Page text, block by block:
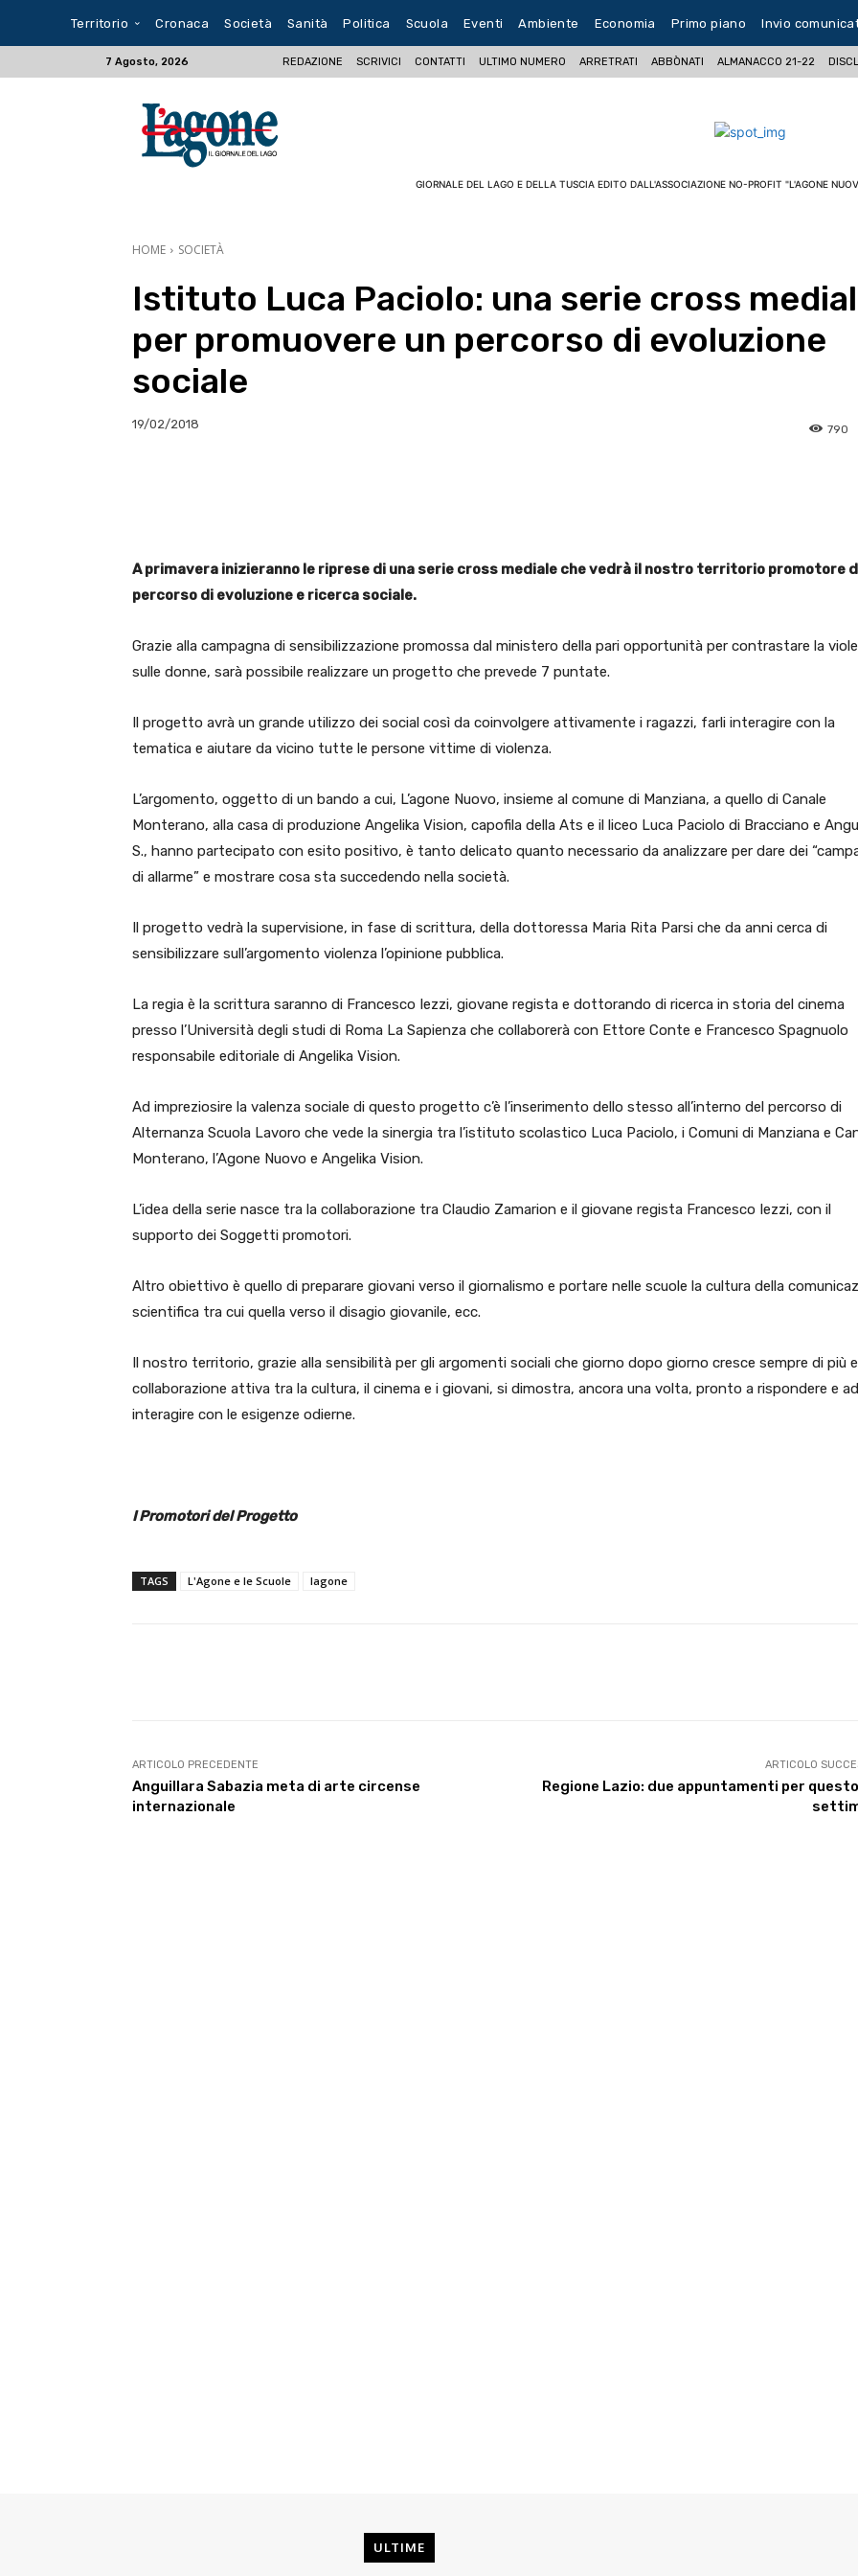
Territorio Cronaca Società Sanità Politica Scuola Eventi Ambiente Economia Primo piano Invio
7 Agosto, 2026 REDAZIONE SCRIVICI CONTATTI ULTIMO NUMERO ARRETRATI ABBÒNATI ALMANACCO 21-22
GIORNALE DEL LAGO E DELLA TUSCIA EDITO DALL'ASSOCIAZIONE NO-PROFIT "L'AGONE
HOME SOCIETÀ
Istituto Luca Paciolo: una serie cross
per promuovere un percorso di evoluzione
sociale
19/02/2018 790
A primavera inizieranno le riprese di una serie cross mediale che vedrà il nostro territorio promotore
percorso di evoluzione e ricerca sociale.
Grazie alla campagna di sensibilizzazione promossa dal ministero della pari opportunità per contrastare la
sulle donne, sarà possibile realizzare un progetto che prevede 7 puntate.
Il progetto avrà un grande utilizzo dei social così da coinvolgere attivamente i ragazzi, farli interagire con la
tematica e aiutare da vicino tutte le persone vittime di violenza.
L’argomento, oggetto di un bando a cui, L’agone Nuovo, insieme al comune di Manziana, a quello di Canale
Monterano, alla casa di produzione Angelika Vision, capofila della Ats e il liceo Luca Paciolo di Bracciano e
S., hanno partecipato con esito positivo, è tanto delicato quanto necessario da analizzare per dare dei
di allarme” e mostrare cosa sta succedendo nella società.
Il progetto vedrà la supervisione, in fase di scrittura, della dottoressa Maria Rita Parsi che da anni cerca di
sensibilizzare sull’argomento violenza l’opinione pubblica.
La regia è la scrittura saranno di Francesco Iezzi, giovane regista e dottorando di ricerca in storia del cinema
presso l’Università degli studi di Roma La Sapienza che collaborerà con Ettore Conte e Francesco Spagnuolo
responsabile editoriale di Angelika Vision.
Ad impreziosire la valenza sociale di questo progetto c’è l’inserimento dello stesso all’interno del percorso di
Alternanza Scuola Lavoro che vede la sinergia tra l’istituto scolastico Luca Paciolo, i Comuni di Manziana e
Monterano, l’Agone Nuovo e Angelika Vision.
L’idea della serie nasce tra la collaborazione tra Claudio Zamarion e il giovane regista Francesco Iezzi, con il
supporto dei Soggetti promotori.
Altro obiettivo è quello di preparare giovani verso il giornalismo e portare nelle scuole la cultura della
scientifica tra cui quella verso il disagio giovanile, ecc.
Il nostro territorio, grazie alla sensibilità per gli argomenti sociali che giorno dopo giorno cresce sempre di più
collaborazione attiva tra la cultura, il cinema e i giovani, si dimostra, ancora una volta, pronto a rispondere e ad
interagire con le esigenze odierne.
I Promotori del Progetto
TAGS L'Agone e le Scuole lagone
ARTICOLO PRECEDENTE
Anguillara Sabazia meta di arte circense
internazionale
ARTICOLO
Regione Lazio: due appuntamenti per
ULTIME